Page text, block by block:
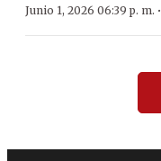
Junio 1, 2026 06:39 p. m. ·